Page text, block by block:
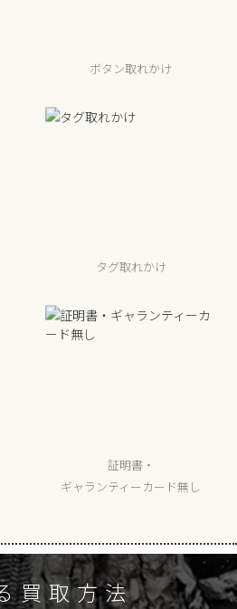
ボタン取れかけ
タグ取れかけ
証明書・
ギャランティーカード無し
買取方法